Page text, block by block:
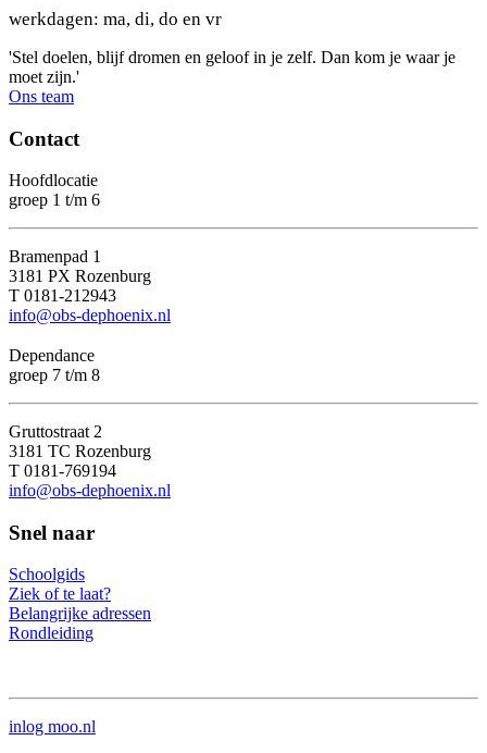
werkdagen: ma, di, do en vr
'Stel doelen, blijf dromen en geloof in je zelf. Dan kom je waar je
moet zijn.'
Ons team
Contact
Hoofdlocatie
groep 1 t/m 6
Bramenpad 1
3181 PX Rozenburg
T 0181-212943
info@obs-dephoenix.nl
Dependance
groep 7 t/m 8
Gruttostraat 2
3181 TC Rozenburg
T 0181-769194
info@obs-dephoenix.nl
Snel naar
Schoolgids
Ziek of te laat?
Belangrijke adressen
Rondleiding
inlog moo.nl